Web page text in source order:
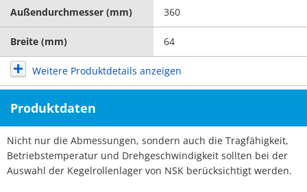
Außendurchmesser (mm) 360
Breite (mm) 64
Weitere Produktdetails anzeigen
Produktdaten
Nicht nur die Abmessungen, sondern auch die Tragfähigkeit,
Betriebstemperatur und Drehgeschwindigkeit sollten bei der
Auswahl der Kegelrollenlager von NSK berücksichtigt werden.